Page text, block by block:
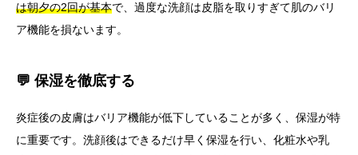
は朝夕の2回が基本で、過度な洗顔は皮脂を取りすぎて肌のバリ
ア機能を損ないます。
💬 保湿を徹底する
炎症後の皮膚はバリア機能が低下していることが多く、保湿が特
に重要です。洗顔後はできるだけ早く保湿を行い、化粧水や乳